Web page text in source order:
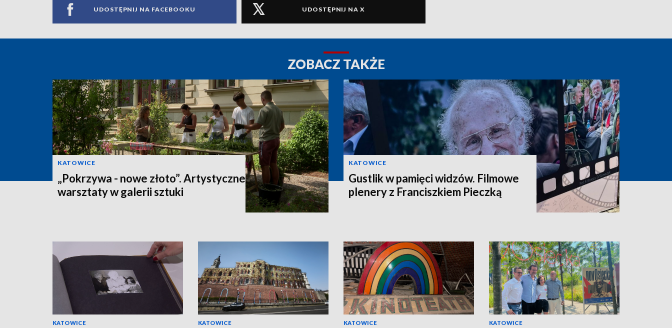
UDOSTĘPNIJ NA FACEBOOKU UDOSTĘPNIJ NA X
ZOBACZ TAKŻE
KATOWICE
„Pokrzywa - nowe złoto”. Artystyczne
warsztaty w galerii sztuki
KATOWICE
Gustlik w pamięci widzów. Filmowe
plenery z Franciszkiem Pieczką
KATOWICE KATOWICE KATOWICE KATOWICE